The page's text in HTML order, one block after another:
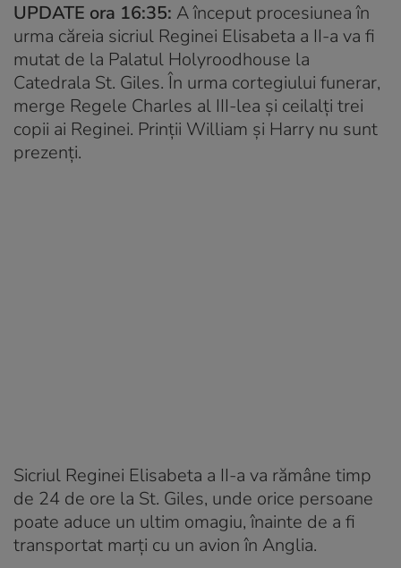
UPDATE ora 16:35: A început procesiunea în
urma căreia sicriul Reginei Elisabeta a II-a va fi
mutat de la Palatul Holyroodhouse la
Catedrala St. Giles. În urma cortegiului funerar,
merge Regele Charles al III-lea și ceilalți trei
copii ai Reginei. Prinții William și Harry nu sunt
prezenți.
Sicriul Reginei Elisabeta a II-a va rămâne timp
de 24 de ore la St. Giles, unde orice persoane
poate aduce un ultim omagiu, înainte de a fi
transportat marți cu un avion în Anglia.